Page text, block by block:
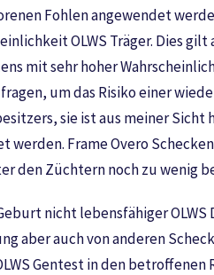
Fohlen angewendet
OLWS Träger. Dies
mit sehr hoher
um das Risiko einer
sie ist aus meiner
werden. Frame Overo
den Züchtern noch zu wenig
nicht lebensfähiger
aber auch von anderen
Gentest in den